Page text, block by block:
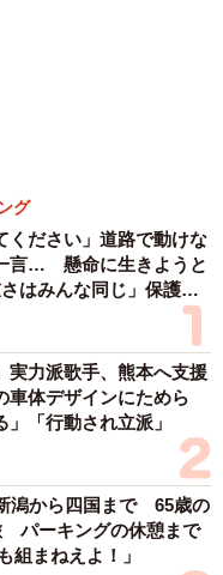
いから唐突なメッセー
ともできる賢い返信文と
ーグルトをもらえなかっ
た顔がかわいすぎ「鼻息
ル」